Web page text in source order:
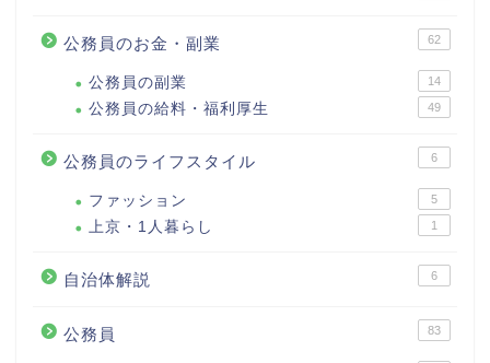
公務員のお金・副業 62
公務員の副業 14
公務員の給料・福利厚生 49
公務員のライフスタイル 6
ファッション 5
上京・1人暮らし 1
自治体解説 6
公務員 83